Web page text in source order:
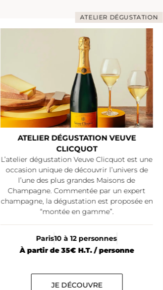
ATELIER DÉGUSTATION
ATELIER DÉGUSTATION VEUVE
CLICQUOT
L’atelier dégustation Veuve Clicquot est une
occasion unique de découvrir l’univers de
l’une des plus grandes Maisons de
Champagne. Commentée par un expert
champagne, la dégustation est proposée en
“montée en gamme”.
Paris10 à 12 personnes
À partir de 35€ H.T. / personne
JE DÉCOUVRE